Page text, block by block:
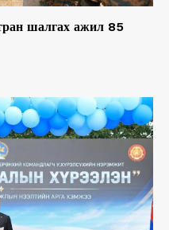
шалгах ажил 85